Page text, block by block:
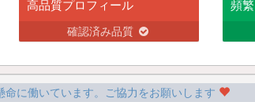
高品質プロフィール
確認済み品質
頻
に働いています。ご協力をお願いします